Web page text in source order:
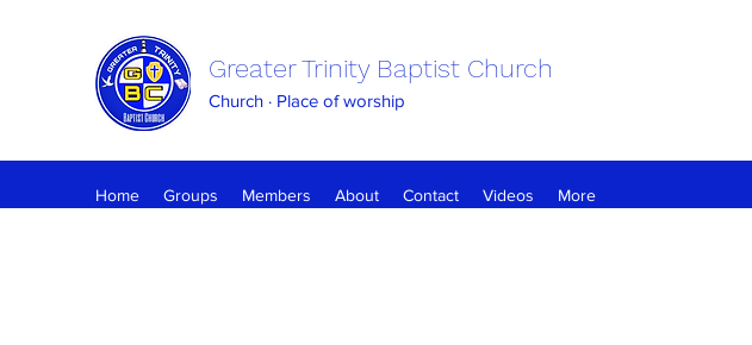
Greater Trinity Baptist Church
Church · Place of worship
Home Groups Members About Contact Videos More